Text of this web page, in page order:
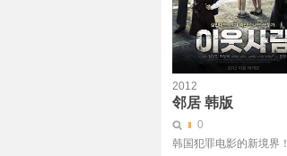
2012
邻居 韩版
0
韩国犯罪电影的新境界！